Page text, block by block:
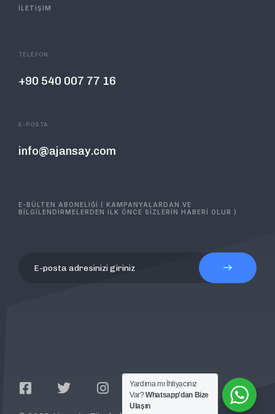
İLETİŞİM
TELEFON
+90 540 007 77 16
E-POSTA
info@ajansay.com
E-BÜLTEN ABONELİĞİ ( KAMPANYALARDAN VE
BİLGİLENDİRMELERDEN İLK ÖNCE SİZLERİN HABERİ OLUR )
Yardıma mı İhtiyacınız
Var?Whatsapp'dan Bize
Ulaşın